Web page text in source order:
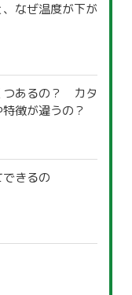
なぜ温度が下が
つあるの？ カタ
徴が違うの？
きるの